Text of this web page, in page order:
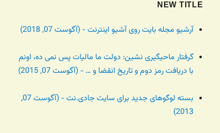
NEW TITLE
آرشیو مجله بایت روی آشیو اینترنت - (آگوست 07, 2018)
گرفتار ماحیگیری نشین: دولت ما مالیات پس نمی ده، اونم
با دریافت رمز دوم و تاریخ انقضا و … - (آگوست 07, 2015)
بسته لوگوهای جدید برای سایت جادی.نت - (آگوست 07,
2013)